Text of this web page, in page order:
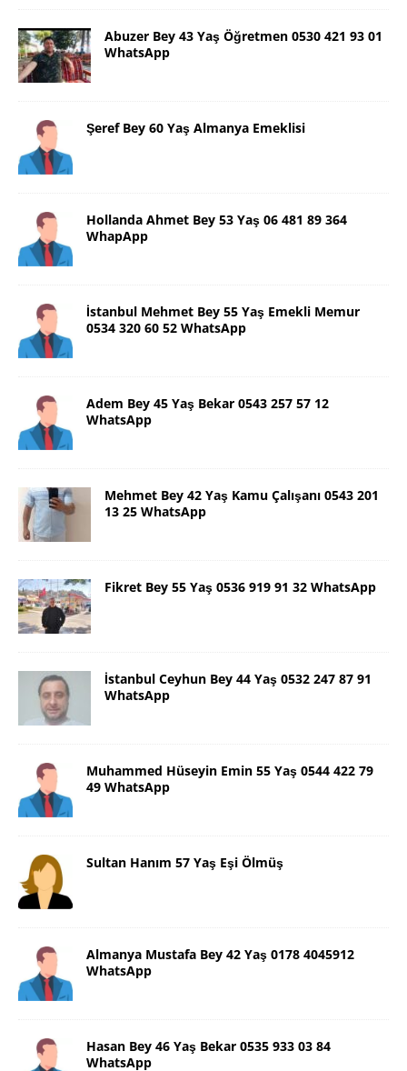
Abuzer Bey 43 Yaş Öğretmen 0530 421 93 01
WhatsApp
Şeref Bey 60 Yaş Almanya Emeklisi
Hollanda Ahmet Bey 53 Yaş 06 481 89 364
WhapApp
İstanbul Mehmet Bey 55 Yaş Emekli Memur
0534 320 60 52 WhatsApp
Adem Bey 45 Yaş Bekar 0543 257 57 12
WhatsApp
Mehmet Bey 42 Yaş Kamu Çalışanı 0543 201
13 25 WhatsApp
Fikret Bey 55 Yaş 0536 919 91 32 WhatsApp
İstanbul Ceyhun Bey 44 Yaş 0532 247 87 91
WhatsApp
Muhammed Hüseyin Emin 55 Yaş 0544 422 79
49 WhatsApp
Sultan Hanım 57 Yaş Eşi Ölmüş
Almanya Mustafa Bey 42 Yaş 0178 4045912
WhatsApp
Hasan Bey 46 Yaş Bekar 0535 933 03 84
WhatsApp